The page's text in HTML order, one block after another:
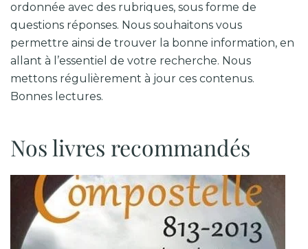
ordonnée avec des rubriques, sous forme de
questions réponses. Nous souhaitons vous
permettre ainsi de trouver la bonne information, en
allant à l’essentiel de votre recherche. Nous
mettons régulièrement à jour ces contenus.
Bonnes lectures.
Nos livres recommandés